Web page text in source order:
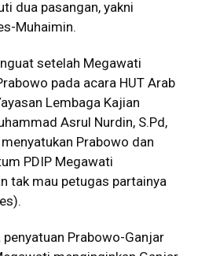
dua pasangan, yakni
Muhaimin.
setelah Megawati
pada acara HUT Arab
Lembaga Kajian
Asrul Nurdin, S.Pd,
Prabowo dan
PDIP Megawati
tak mau petugas partainya
Prabowo-Ganjar